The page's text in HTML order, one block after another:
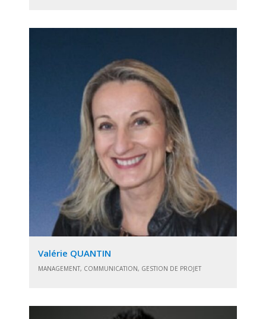
Valérie QUANTIN
MANAGEMENT, COMMUNICATION, GESTION DE PROJET